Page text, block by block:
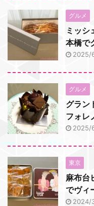
グルメ
ミッシ
本橋で
2025/
グルメ
グラン
フォレ
2025/
東京
麻布台
でヴィ
2024/